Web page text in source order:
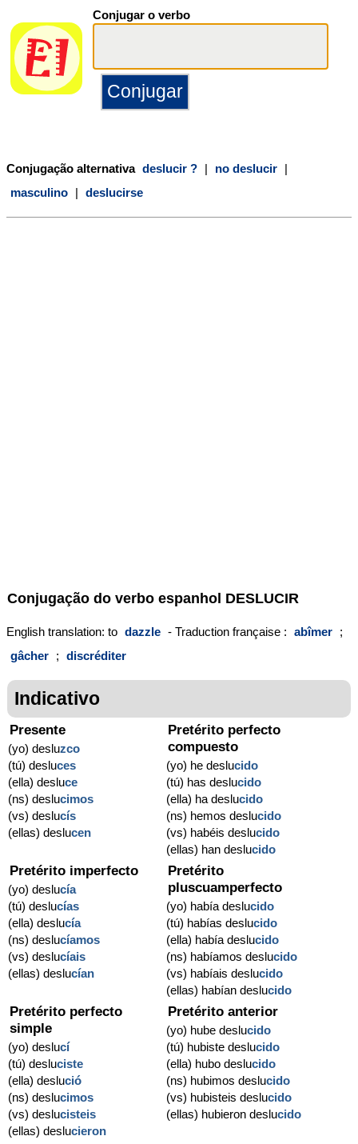
Conjugar o verbo
Conjugação alternativa deslucir ? | no deslucir |
masculino | deslucirse
Conjugação do verbo espanhol DESLUCIR
English translation: to dazzle - Traduction française : abîmer ;
gâcher ; discréditer
Indicativo
Presente
(yo) desluzco
(tú) desluces
(ella) desluce
(ns) deslucimos
(vs) deslucís
(ellas) deslucen
Pretérito perfecto
compuesto
(yo) he deslucido
(tú) has deslucido
(ella) ha deslucido
(ns) hemos deslucido
(vs) habéis deslucido
(ellas) han deslucido
Pretérito imperfecto
(yo) deslucía
(tú) deslucías
(ella) deslucía
(ns) deslucíamos
(vs) deslucíais
(ellas) deslucían
Pretérito
pluscuamperfecto
(yo) había deslucido
(tú) habías deslucido
(ella) había deslucido
(ns) habíamos deslucido
(vs) habíais deslucido
(ellas) habían deslucido
Pretérito perfecto
simple
(yo) deslucí
(tú) desluciste
(ella) deslució
(ns) deslucimos
(vs) deslucisteis
(ellas) deslucieron
Pretérito anterior
(yo) hube deslucido
(tú) hubiste deslucido
(ella) hubo deslucido
(ns) hubimos deslucido
(vs) hubisteis deslucido
(ellas) hubieron deslucido